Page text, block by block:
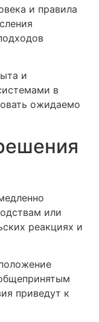
и правила
и
в
ожидаемо
или
реакциях и
приведут к